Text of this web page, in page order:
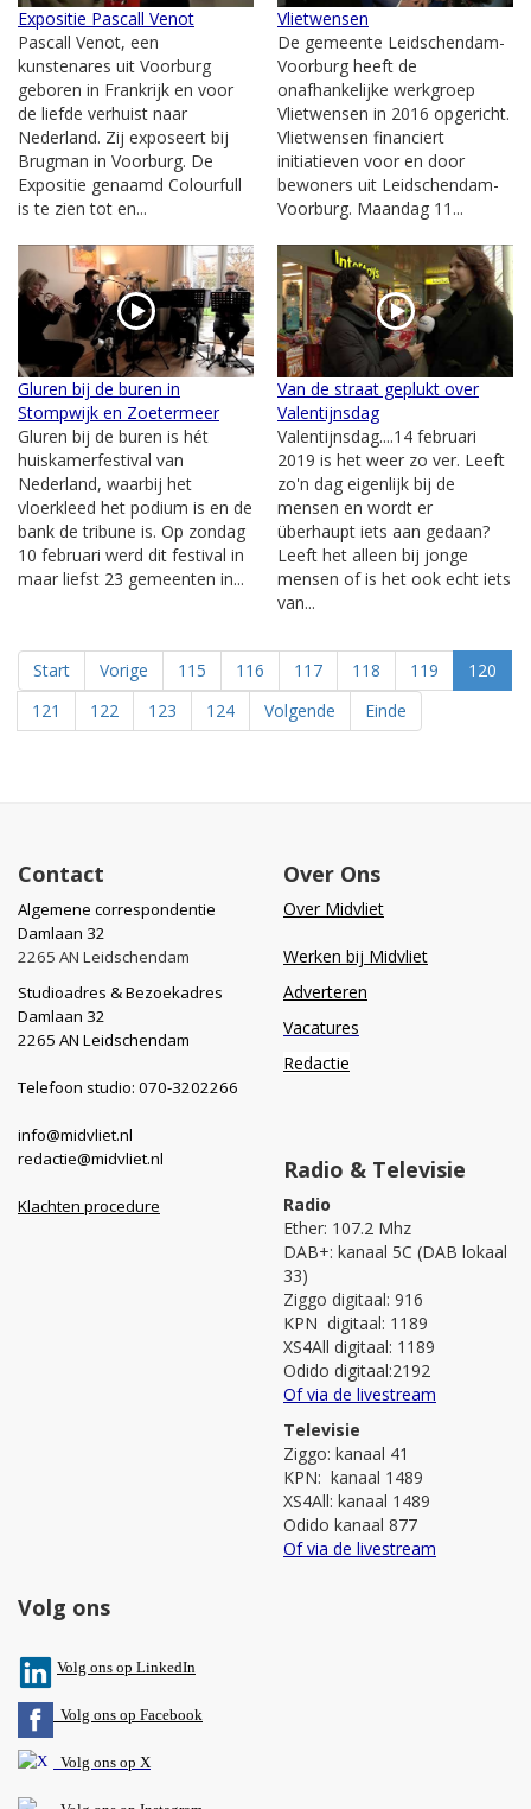
Expositie Pascall Venot
Pascall Venot, een
kunstenares uit Voorburg
geboren in Frankrijk en voor
de liefde verhuist naar
Nederland. Zij exposeert bij
Brugman in Voorburg. De
Expositie genaamd Colourfull
is te zien tot en...
Vlietwensen
De gemeente Leidschendam-
Voorburg heeft de
onafhankelijke werkgroep
Vlietwensen in 2016 opgericht.
Vlietwensen financiert
initiatieven voor en door
bewoners uit Leidschendam-
Voorburg. Maandag 11...
Gluren bij de buren in
Stompwijk en Zoetermeer
Gluren bij de buren is hét
huiskamerfestival van
Nederland, waarbij het
vloerkleed het podium is en de
bank de tribune is. Op zondag
10 februari werd dit festival in
maar liefst 23 gemeenten in...
Van de straat geplukt over
Valentijnsdag
Valentijnsdag....14 februari
2019 is het weer zo ver. Leeft
zo'n dag eigenlijk bij de
mensen en wordt er
überhaupt iets aan gedaan?
Leeft het alleen bij jonge
mensen of is het ook echt iets
van...
Start Vorige 115 116 117 118 119
120
121
122 123 124 Volgende Einde
Contact
Algemene correspondentie
Damlaan 32
2265 AN Leidschendam
Studioadres & Bezoekadres
Damlaan 32
2265 AN Leidschendam
Telefoon studio: 070-3202266
info@midvliet.nl
redactie@midvliet.nl
Klachten procedure
Over Ons
Over Midvliet
Werken bij Midvliet
Adverteren
Vacatures
Redactie
Radio & Televisie
Radio
Ether: 107.2 Mhz
DAB+: kanaal 5C (DAB lokaal
33)
Ziggo digitaal: 916
KPN digitaal: 1189
XS4All digitaal: 1189
Odido digitaal:2192
Of via de livestream
Televisie
Ziggo: kanaal 41
KPN: kanaal 1489
XS4All: kanaal 1489
Odido kanaal 877
Of via de livestream
Volg ons
Volg ons op LinkedIn
Volg ons op Facebook
Volg ons op X